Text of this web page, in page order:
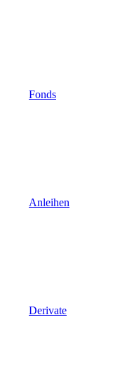
Fonds
Anleihen
Derivate